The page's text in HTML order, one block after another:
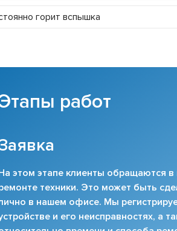
горит вспышка
работ
этом этапе клиенты обращаются
техники. Это может быть
в нашем офисе. Мы
и его неисправностях, а